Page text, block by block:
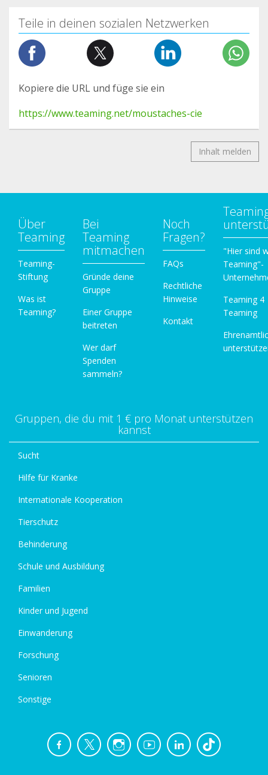
Teile in deinen sozialen Netzwerken
Kopiere die URL und füge sie ein
https://www.teaming.net/moustaches-cie
Inhalt melden
Über
Teaming
Teaming-
Stiftung
Was ist
Teaming?
Bei
Teaming
mitmachen
Gründe deine
Gruppe
Einer Gruppe
beitreten
Wer darf
Spenden
sammeln?
Noch
Fragen?
FAQs
Rechtliche
Hinweise
Kontakt
"Hier sind
Teaming"-
Teaming 4
Teaming
Gruppen, die du mit 1 € pro Monat unterstützen
kannst
Sucht
Hilfe für Kranke
Internationale Kooperation
Tierschutz
Behinderung
Schule und Ausbildung
Familien
Kinder und Jugend
Einwanderung
Forschung
Senioren
Sonstige